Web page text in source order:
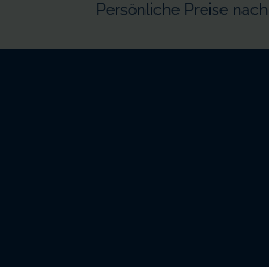
Persönliche Preise